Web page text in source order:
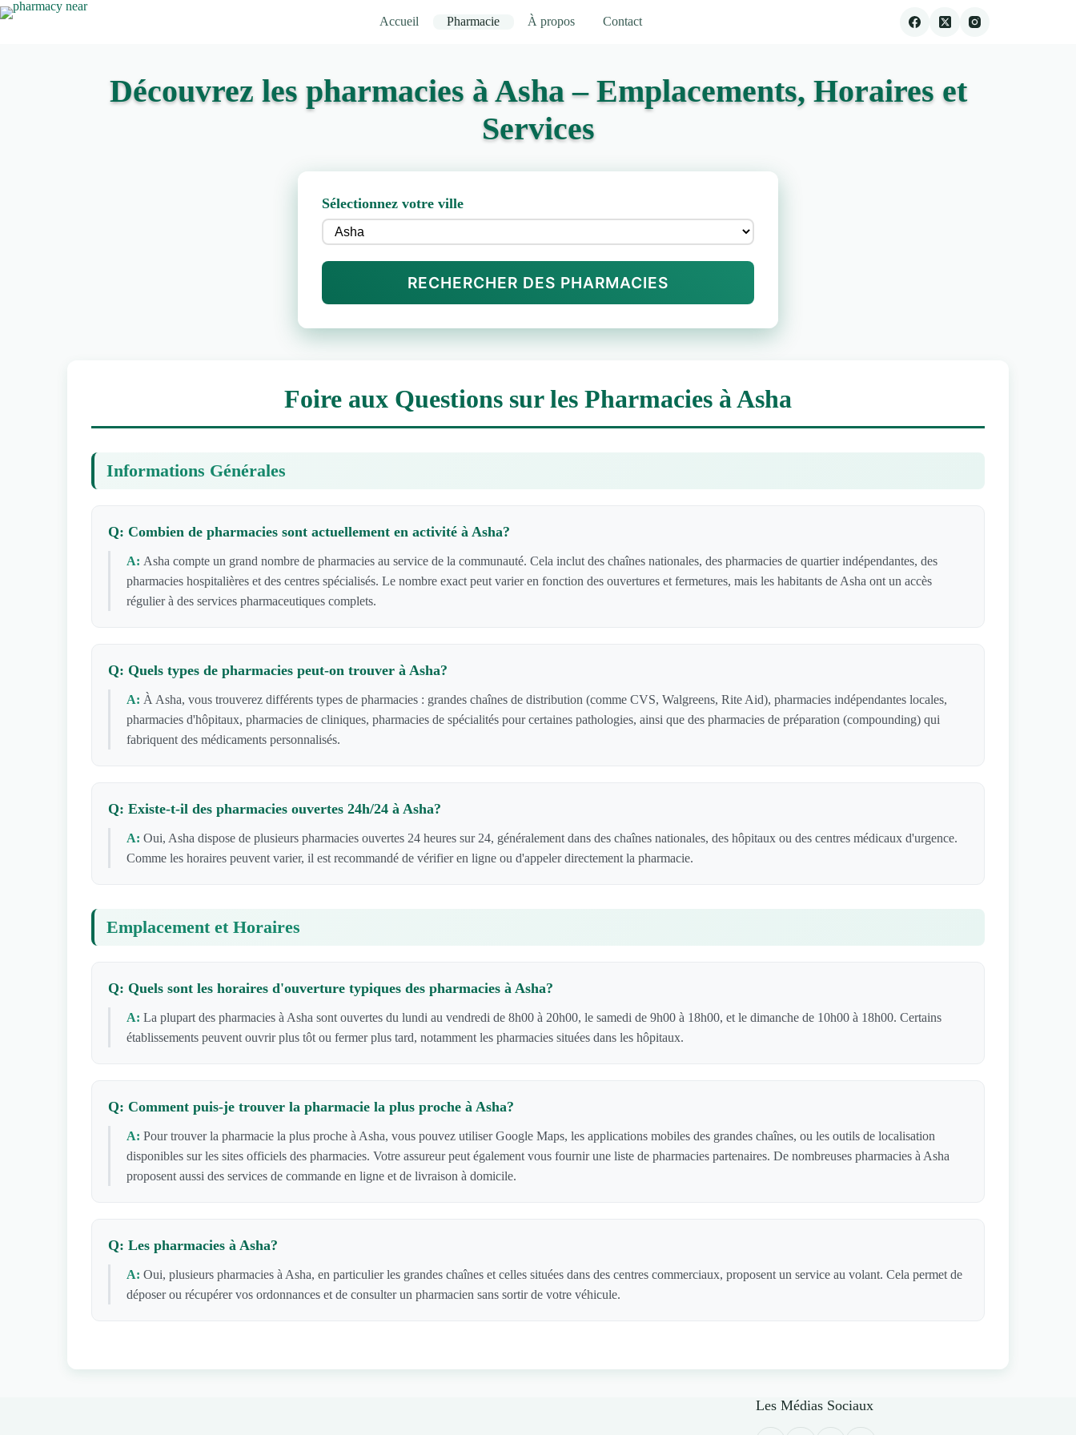
Accueil Pharmacie À propos Contact
Découvrez les pharmacies à Asha – Emplacements, Horaires et
Services
Sélectionnez votre ville
RECHERCHER DES PHARMACIES
Foire aux Questions sur les Pharmacies à Asha
Informations Générales
Q: Combien de pharmacies sont actuellement en activité à Asha?
A: Asha compte un grand nombre de pharmacies au service de la communauté. Cela inclut des chaînes nationales, des pharmacies de quartier indépendantes, des
pharmacies hospitalières et des centres spécialisés. Le nombre exact peut varier en fonction des ouvertures et fermetures, mais les habitants de Asha ont un accès
régulier à des services pharmaceutiques complets.
Q: Quels types de pharmacies peut-on trouver à Asha?
A: À Asha, vous trouverez différents types de pharmacies : grandes chaînes de distribution (comme CVS, Walgreens, Rite Aid), pharmacies indépendantes locales,
pharmacies d'hôpitaux, pharmacies de cliniques, pharmacies de spécialités pour certaines pathologies, ainsi que des pharmacies de préparation (compounding) qui
fabriquent des médicaments personnalisés.
Q: Existe-t-il des pharmacies ouvertes 24h/24 à Asha?
A: Oui, Asha dispose de plusieurs pharmacies ouvertes 24 heures sur 24, généralement dans des chaînes nationales, des hôpitaux ou des centres médicaux d'urgence.
Comme les horaires peuvent varier, il est recommandé de vérifier en ligne ou d'appeler directement la pharmacie.
Emplacement et Horaires
Q: Quels sont les horaires d'ouverture typiques des pharmacies à Asha?
A: La plupart des pharmacies à Asha sont ouvertes du lundi au vendredi de 8h00 à 20h00, le samedi de 9h00 à 18h00, et le dimanche de 10h00 à 18h00. Certains
établissements peuvent ouvrir plus tôt ou fermer plus tard, notamment les pharmacies situées dans les hôpitaux.
Q: Comment puis-je trouver la pharmacie la plus proche à Asha?
A: Pour trouver la pharmacie la plus proche à Asha, vous pouvez utiliser Google Maps, les applications mobiles des grandes chaînes, ou les outils de localisation
disponibles sur les sites officiels des pharmacies. Votre assureur peut également vous fournir une liste de pharmacies partenaires. De nombreuses pharmacies à Asha
proposent aussi des services de commande en ligne et de livraison à domicile.
Q: Les pharmacies à Asha?
A: Oui, plusieurs pharmacies à Asha, en particulier les grandes chaînes et celles situées dans des centres commerciaux, proposent un service au volant. Cela permet de
déposer ou récupérer vos ordonnances et de consulter un pharmacien sans sortir de votre véhicule.
Les Médias Sociaux